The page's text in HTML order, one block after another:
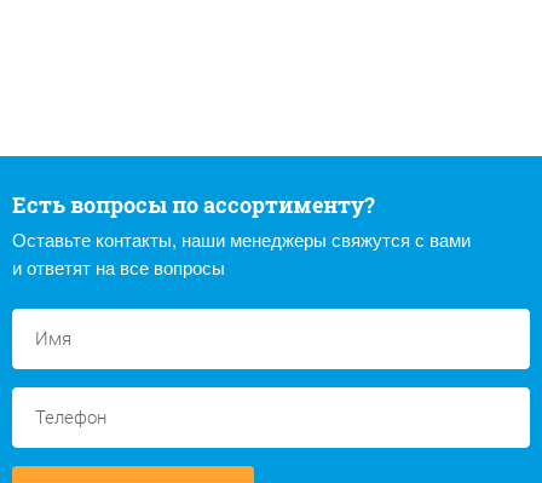
Есть вопросы по ассортименту?
Оставьте контакты, наши менеджеры свяжутся с вами
и ответят на все вопросы